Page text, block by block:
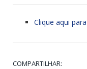
Clique aqui
COMPARTILHAR: